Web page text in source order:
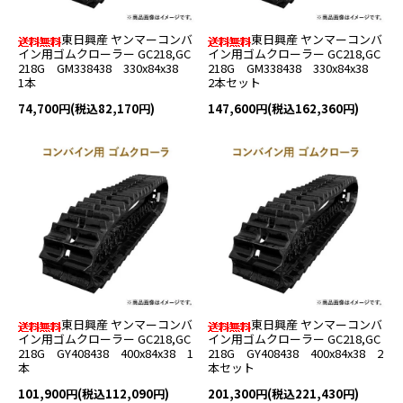
東日興産 ヤンマーコンバ
イン用ゴムクローラー GC218,GC
218G GM338438 330x84x38
1本
74,700円(税込82,170円)
東日興産 ヤンマーコンバ
イン用ゴムクローラー GC218,GC
218G GM338438 330x84x38
2本セット
147,600円(税込162,360円)
東日興産 ヤンマーコンバ
イン用ゴムクローラー GC218,GC
218G GY408438 400x84x38 1
本
101,900円(税込112,090円)
東日興産 ヤンマーコンバ
イン用ゴムクローラー GC218,GC
218G GY408438 400x84x38 2
本セット
201,300円(税込221,430円)